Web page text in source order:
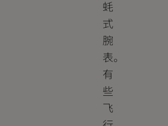
蚝
式
腕
表。
有
些
飞